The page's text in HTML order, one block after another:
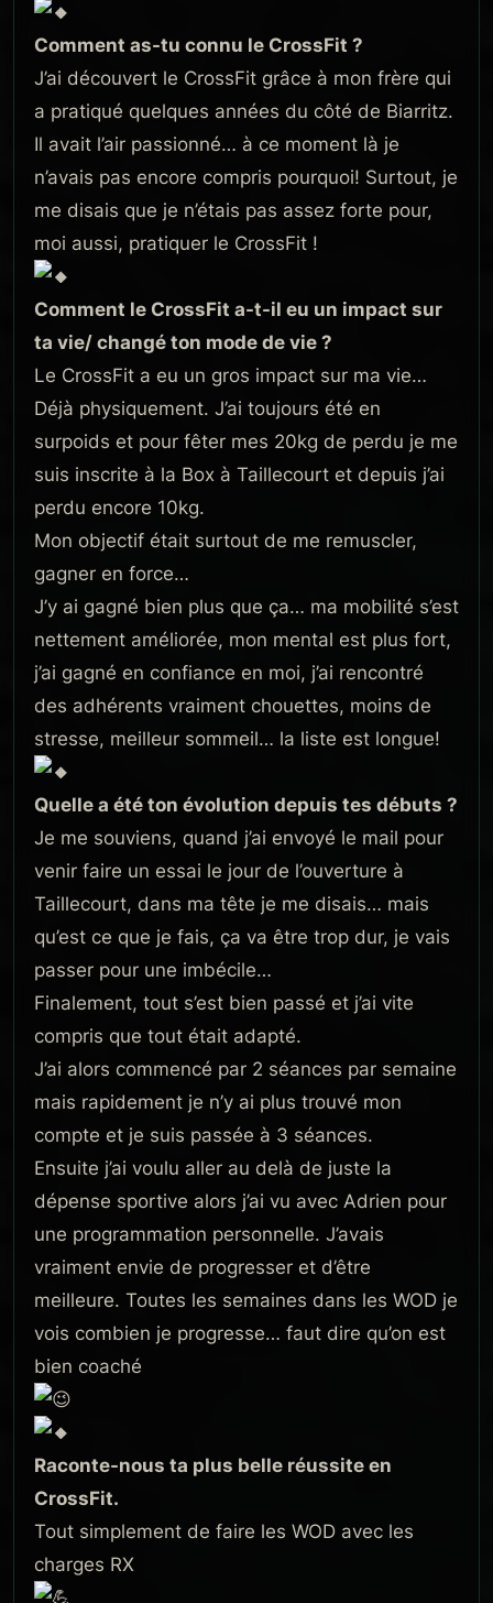
Comment as-tu connu le CrossFit ?
J’ai découvert le CrossFit grâce à mon frère qui
a pratiqué quelques années du côté de Biarritz.
Il avait l’air passionné… à ce moment là je
n’avais pas encore compris pourquoi! Surtout, je
me disais que je n’étais pas assez forte pour,
moi aussi, pratiquer le CrossFit !
Comment le CrossFit a-t-il eu un impact sur
ta vie/ changé ton mode de vie ?
Le CrossFit a eu un gros impact sur ma vie…
Déjà physiquement. J’ai toujours été en
surpoids et pour fêter mes 20kg de perdu je me
suis inscrite à la Box à Taillecourt et depuis j’ai
perdu encore 10kg.
Mon objectif était surtout de me remuscler,
gagner en force…
J’y ai gagné bien plus que ça… ma mobilité s’est
nettement améliorée, mon mental est plus fort,
j’ai gagné en confiance en moi, j’ai rencontré
des adhérents vraiment chouettes, moins de
stresse, meilleur sommeil… la liste est longue!
Quelle a été ton évolution depuis tes débuts ?
Je me souviens, quand j’ai envoyé le mail pour
venir faire un essai le jour de l’ouverture à
Taillecourt, dans ma tête je me disais… mais
qu’est ce que je fais, ça va être trop dur, je vais
passer pour une imbécile…
Finalement, tout s’est bien passé et j’ai vite
compris que tout était adapté.
J’ai alors commencé par 2 séances par semaine
mais rapidement je n’y ai plus trouvé mon
compte et je suis passée à 3 séances.
Ensuite j’ai voulu aller au delà de juste la
dépense sportive alors j’ai vu avec Adrien pour
une programmation personnelle. J’avais
vraiment envie de progresser et d’être
meilleure. Toutes les semaines dans les WOD je
vois combien je progresse… faut dire qu’on est
bien coaché
Raconte-nous ta plus belle réussite en
CrossFit.
Tout simplement de faire les WOD avec les
charges RX